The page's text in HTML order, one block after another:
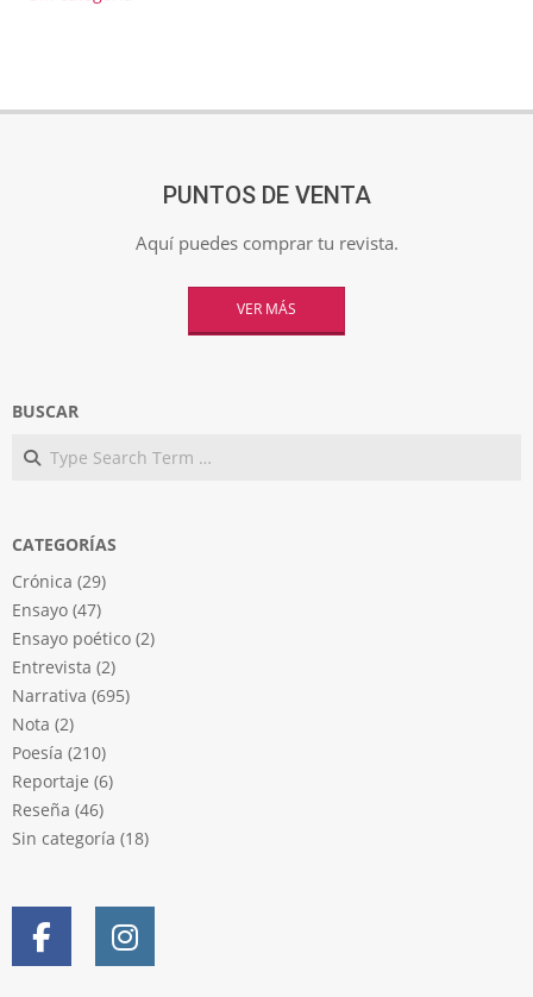
PUNTOS DE VENTA
Aquí puedes comprar tu revista.
VER MÁS
BUSCAR
Search
CATEGORÍAS
Crónica (29)
Ensayo (47)
Ensayo poético (2)
Entrevista (2)
Narrativa (695)
Nota (2)
Poesía (210)
Reportaje (6)
Reseña (46)
Sin categoría (18)